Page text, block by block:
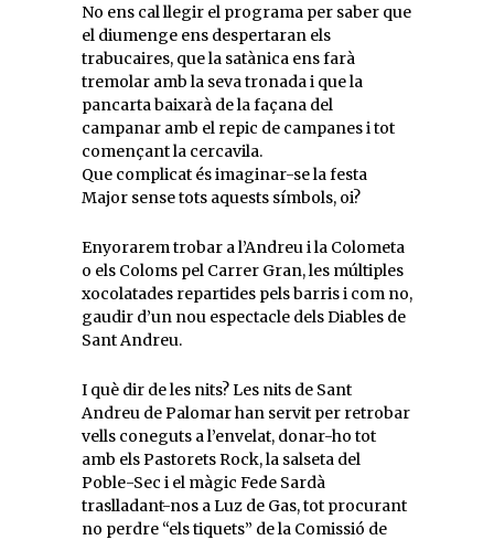
No ens cal llegir el programa per saber que
el diumenge ens despertaran els
trabucaires, que la satànica ens farà
tremolar amb la seva tronada i que la
pancarta baixarà de la façana del
campanar amb el repic de campanes i tot
començant la cercavila.
Que complicat és imaginar-se la festa
Major sense tots aquests símbols, oi?
Enyorarem trobar a l’Andreu i la Colometa
o els Coloms pel Carrer Gran, les múltiples
xocolatades repartides pels barris i com no,
gaudir d’un nou espectacle dels Diables de
Sant Andreu.
I què dir de les nits? Les nits de Sant
Andreu de Palomar han servit per retrobar
vells coneguts a l’envelat, donar-ho tot
amb els Pastorets Rock, la salseta del
Poble-Sec i el màgic Fede Sardà
traslladant-nos a Luz de Gas, tot procurant
no perdre “els tiquets” de la Comissió de